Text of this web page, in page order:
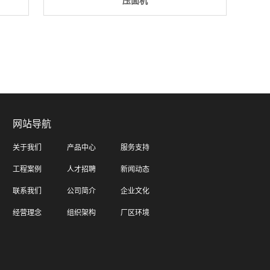
网站导航
关于我们 产品中心 服务支持
工程案例 人才招聘 新闻动态
联系我们 公司简介 企业文化
经营理念 组织架构 厂区环境